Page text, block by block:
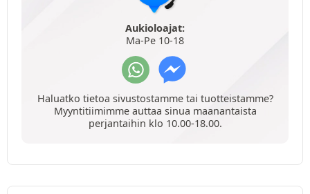
Aukioloajat:
Ma-Pe 10-18
Haluatko tietoa sivustostamme tai tuotteistamme?
Myyntitiimimme auttaa sinua maanantaista
perjantaihin klo 10.00-18.00.